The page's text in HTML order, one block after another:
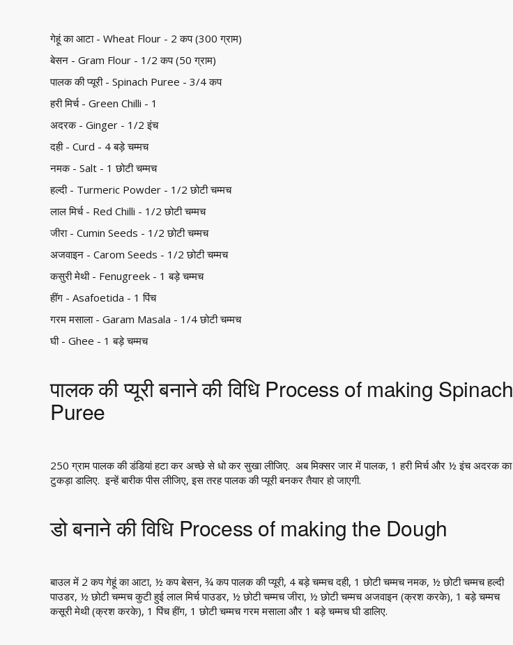
गेहूं का आटा - Wheat Flour - 2 कप (300 ग्राम)
बेसन - Gram Flour - 1/2 कप (50 ग्राम)
पालक की प्यूरी - Spinach Puree - 3/4 कप
हरी मिर्च - Green Chilli - 1
अदरक - Ginger - 1/2 इंच
दही - Curd - 4 बड़े चम्मच
नमक - Salt - 1 छोटी चम्मच
हल्दी - Turmeric Powder - 1/2 छोटी चम्मच
लाल मिर्च - Red Chilli - 1/2 छोटी चम्मच
जीरा - Cumin Seeds - 1/2 छोटी चम्मच
अजवाइन - Carom Seeds - 1/2 छोटी चम्मच
कसुरी मेथी - Fenugreek - 1 बड़े चम्मच
हींग - Asafoetida - 1 पिंच
गरम मसाला - Garam Masala - 1/4 छोटी चम्मच
घी - Ghee - 1 बड़े चम्मच
पालक की प्यूरी बनाने की विधि Process of making Spinach
Puree
250 ग्राम पालक की डंडियां हटा कर अच्छे से धो कर सुखा लीजिए. अब मिक्सर जार में पालक, 1 हरी मिर्च और ½ इंच अदरक का
टुकड़ा डालिए. इन्हें बारीक पीस लीजिए, इस तरह पालक की प्यूरी बनकर तैयार हो जाएगी.
डो बनाने की विधि Process of making the Dough
बाउल में 2 कप गेहूं का आटा, ½ कप बेसन, ¾ कप पालक की प्यूरी, 4 बड़े चम्मच दही, 1 छोटी चम्मच नमक, ½ छोटी चम्मच हल्दी
पाउडर, ½ छोटी चम्मच कुटी हुई लाल मिर्च पाउडर, ½ छोटी चम्मच जीरा, ½ छोटी चम्मच अजवाइन (क्रश करके), 1 बड़े चम्मच
कसूरी मेथी (क्रश करके), 1 पिंच हींग, 1 छोटी चम्मच गरम मसाला और 1 बड़े चम्मच घी डालिए.